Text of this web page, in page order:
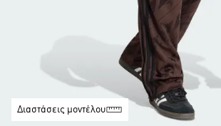
Διαστάσεις μοντέλου